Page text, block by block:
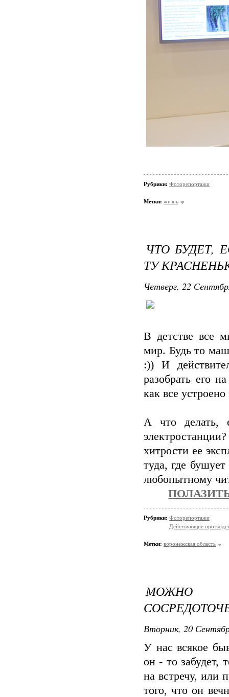
Рубрики: Фоторепортажи
Метки: жизнь
ЧТО БУДЕТ,
ТУ
Четверг, 22
В детстве все
мир. Будь то
:)) И
разобрать его
как все
А что делать,
хитрости ее
туда, где
любопытному
Рубрики: Фоторепортажи
Действующие
Метки: воронежская область
МОЖНО
Вторник, 20
У нас всякое
он - то забудет,
на встречу, или
того, что он